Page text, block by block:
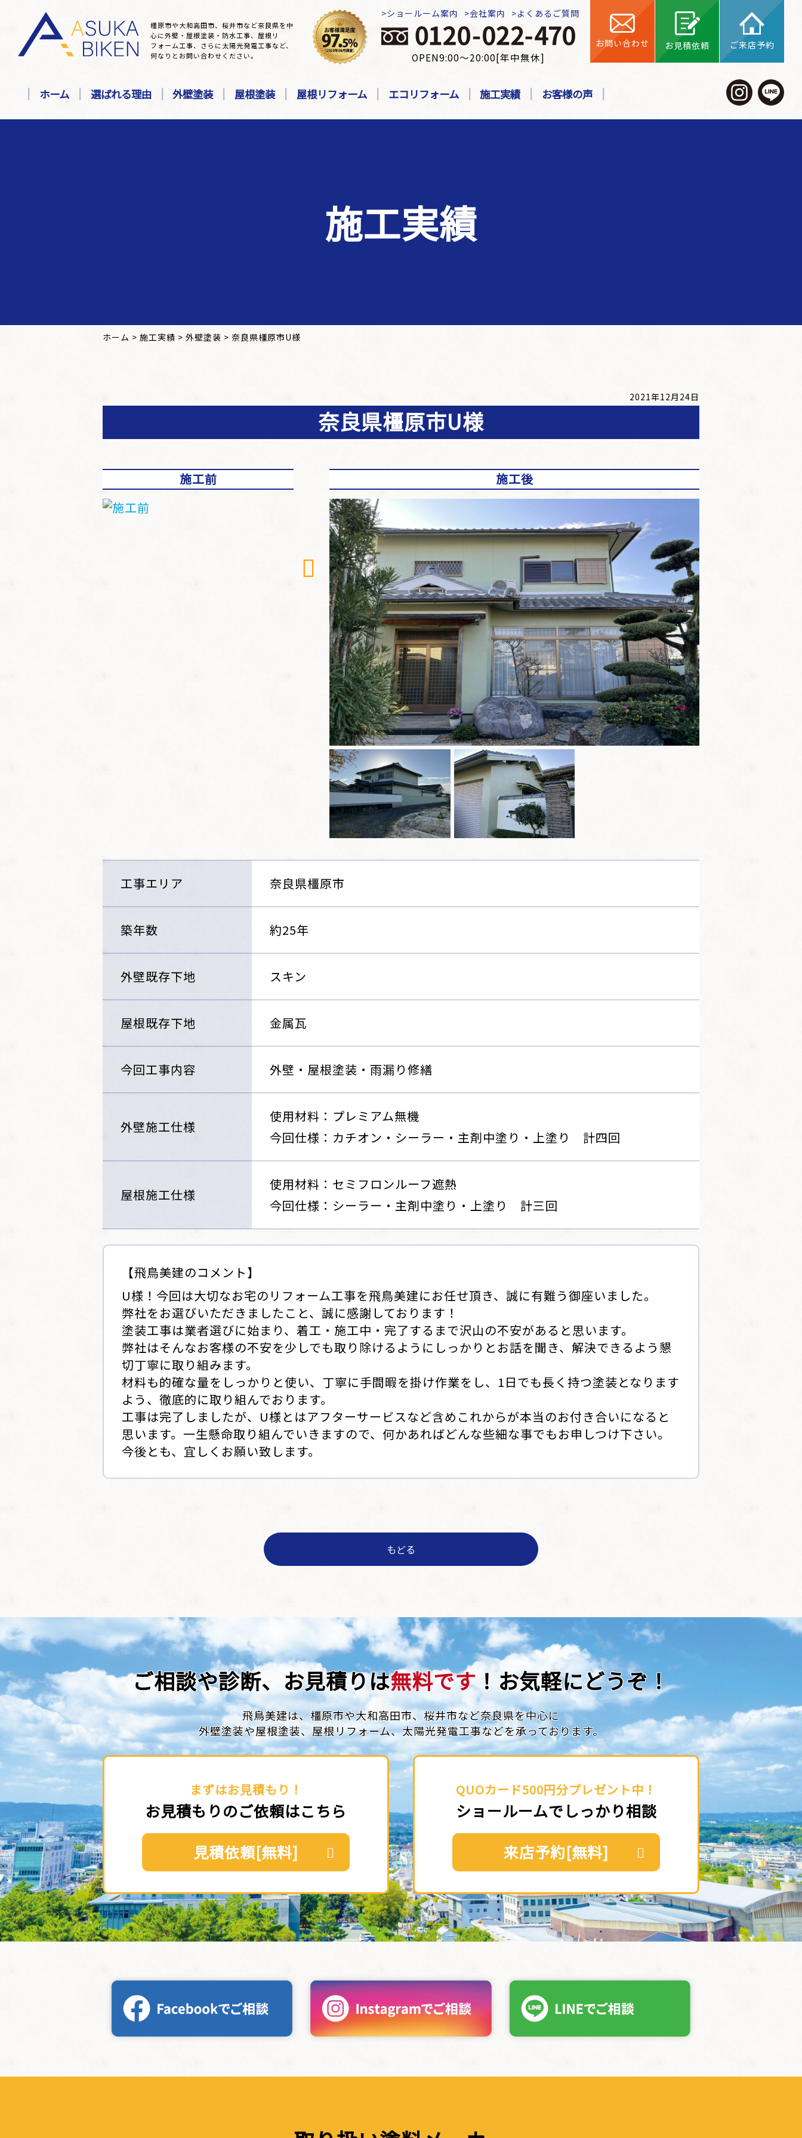
橿原市や大和高田市、桜井市など奈良県を中
心に外壁・屋根塗装・防水工事、屋根リ
フォーム工事、さらに太陽光発電工事など、
何なりとお問い合わせください。
ショールーム案内 会社案内 よくあるご質問
OPEN9:00～20:00[年中無休]
お問い合わせ お見積依頼 ご来店予約
ホーム 選ばれる理由 外壁塗装 屋根塗装 屋根リフォーム エコリフォーム 施工実績 お客様の声
施工実績
ホーム > 施工実績 > 外壁塗装 > 奈良県橿原市U様
2021年12月24日
奈良県橿原市U様
施工前 施工後
工事エリア 奈良県橿原市
築年数 約25年
外壁既存下地 スキン
屋根既存下地 金属瓦
今回工事内容 外壁・屋根塗装・雨漏り修繕
外壁施工仕様
使用材料：プレミアム無機
今回仕様：カチオン・シーラー・主剤中塗り・上塗り 計四回
屋根施工仕様
使用材料：セミフロンルーフ遮熱
今回仕様：シーラー・主剤中塗り・上塗り 計三回
【飛鳥美建のコメント】
U様！今回は大切なお宅のリフォーム工事を飛鳥美建にお任せ頂き、誠に有難う御座いました。
弊社をお選びいただきましたこと、誠に感謝しております！
塗装工事は業者選びに始まり、着工・施工中・完了するまで沢山の不安があると思います。
弊社はそんなお客様の不安を少しでも取り除けるようにしっかりとお話を聞き、解決できるよう懇
切丁寧に取り組みます。
材料も的確な量をしっかりと使い、丁寧に手間暇を掛け作業をし、1日でも長く持つ塗装となります
よう、徹底的に取り組んでおります。
工事は完了しましたが、U様とはアフターサービスなど含めこれからが本当のお付き合いになると
思います。一生懸命取り組んでいきますので、何かあればどんな些細な事でもお申しつけ下さい。
今後とも、宜しくお願い致します。
もどる
ご相談や診断、お見積りは無料です！お気軽にどうぞ！
飛鳥美建は、橿原市や大和高田市、 桜井市など奈良県を中心に
外壁塗装や屋根塗装、屋根リフォーム、太陽光発電工事などを承っております。
まずはお見積もり！
お見積もりのご依頼はこちら
見積依頼[無料]
QUOカード500円分プレゼント中！
ショールームでしっかり相談
来店予約[無料]